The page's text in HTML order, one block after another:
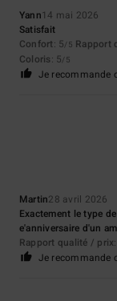
Yann14 mai 2026
Satisfait
Confort: 5/5 Rapport
Coloris: 5/5
Je recommande
Martin28 avril 2026
Exactement le type
e'anniversaire d'un
Rapport qualité / prix
Je recommande